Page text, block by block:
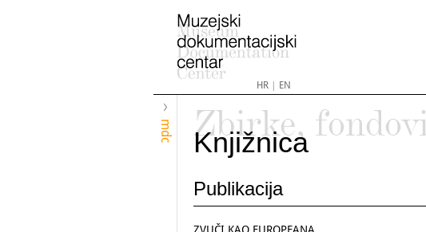
HR| EN
mdc
Zbirke, fondovi
Knjižnica
Publikacija